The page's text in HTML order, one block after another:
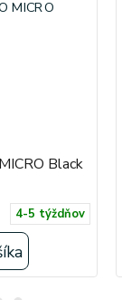
Black
4-5 týždňov